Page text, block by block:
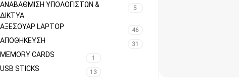
ΑΝΑΒΆΘΜΙΣΗ ΥΠΟΛΟΓΙΣΤΏΝ &
ΔΊΚΤΥΑ
5
ΑΞΕΣΟΥΆΡ LAPTOP 46
ΑΠΟΘΉΚΕΥΣΗ 31
MEMORY CARDS 1
USB STICKS 13